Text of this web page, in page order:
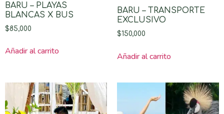
BARU – PLAYAS
BLANCAS X BUS
$85,000
Añadir al carrito
BARU – TRANSPORTE
EXCLUSIVO
$150,000
Añadir al carrito